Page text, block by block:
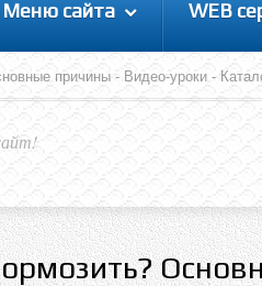
Меню сайта WEB
причины - Видео-уроки -